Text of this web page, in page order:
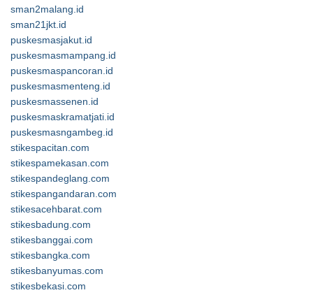
sman2malang.id
sman21jkt.id
puskesmasjakut.id
puskesmasmampang.id
puskesmaspancoran.id
puskesmasmenteng.id
puskesmassenen.id
puskesmaskramatjati.id
puskesmasngambeg.id
stikespacitan.com
stikespamekasan.com
stikespandeglang.com
stikespangandaran.com
stikesacehbarat.com
stikesbadung.com
stikesbanggai.com
stikesbangka.com
stikesbanyumas.com
stikesbekasi.com